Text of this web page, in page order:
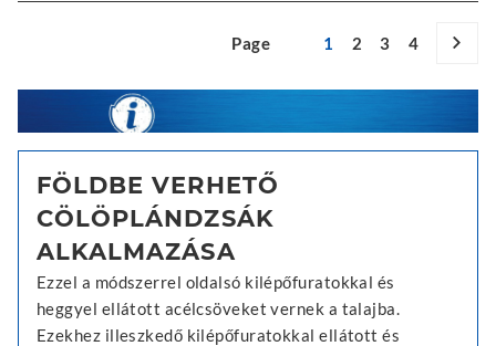
Page 1 2 3 4
FÖLDBE VERHETŐ
CÖLÖPLÁNDZSÁK
ALKALMAZÁSA
Ezzel a módszerrel oldalsó kilépőfuratokkal és
heggyel ellátott acélcsöveket vernek a talajba.
Ezekhez illeszkedő kilépőfuratokkal ellátott és